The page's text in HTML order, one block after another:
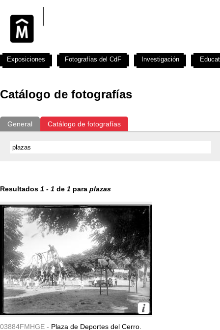
Catálogo de fotografías
General Catálogo de fotografías
Resultados 1 - 1 de 1 para plazas
03884FMHGE - Plaza de Deportes del Cerro.
Exposiciones Fotografías del CdF Investigación